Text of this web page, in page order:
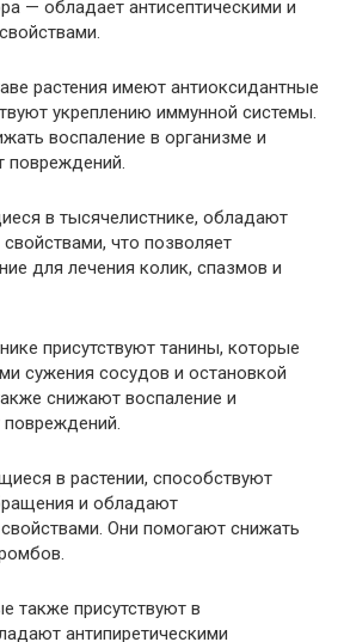
— обладает антисептическими и
растения имеют антиоксидантные
укреплению иммунной системы.
воспаление в организме и
повреждений.
в тысячелистнике, обладают
что позволяет
для лечения колик, спазмов и
присутствуют танины, которые
сужения сосудов и остановкой
снижают воспаление и
в растении, способствуют
и обладают
Они помогают снижать
также присутствуют в
антипиретическими